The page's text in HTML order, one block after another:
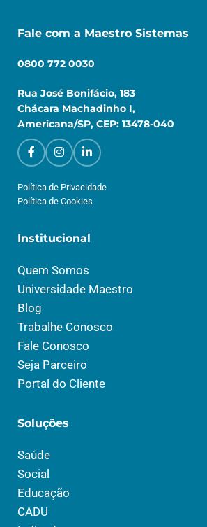
Fale com a Maestro Sistemas
0800 772 0030
Rua José Bonifácio, 183
Chácara Machadinho I,
Americana/SP, CEP: 13478-040
Política de Privacidade
Política de Cookies
Institucional
Quem Somos
Universidade Maestro
Blog
Trabalhe Conosco
Fale Conosco
Seja Parceiro
Portal do Cliente
Soluções
Saúde
Social
Educação
CADU